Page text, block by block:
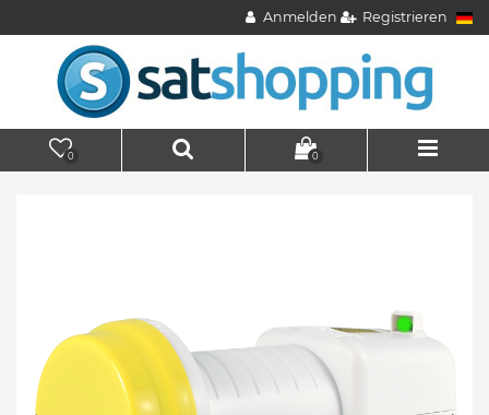
Anmelden Registrieren
0 0